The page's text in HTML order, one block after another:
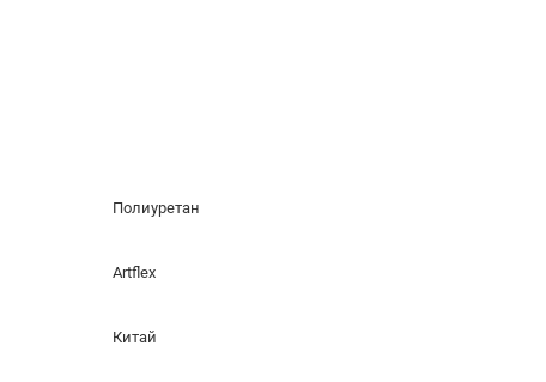
Полиуретан
Artflex
Китай